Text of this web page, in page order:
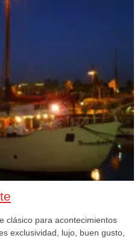
clásico para acontecimientos
exclusividad, lujo, buen gusto,